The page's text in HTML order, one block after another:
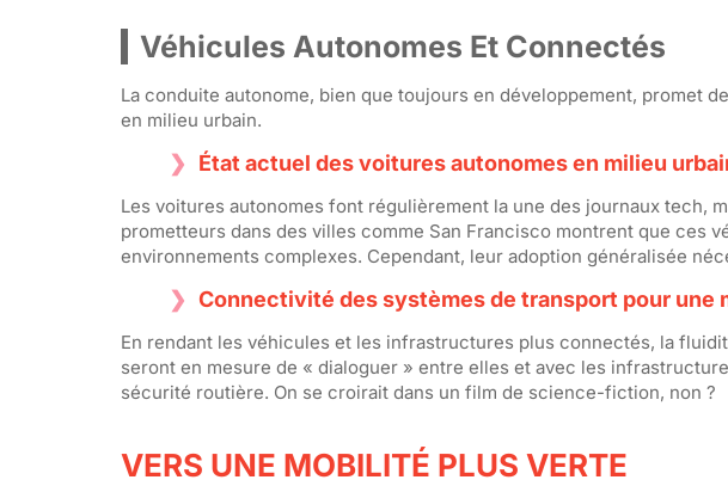
Véhicules Autonomes Et Connectés
La conduite autonome, bien que toujours en développement, promet
en milieu urbain.
État actuel des voitures autonomes en milieu
Les voitures autonomes font régulièrement la une des journaux tech,
prometteurs dans des villes comme San Francisco montrent que ces
environnements complexes. Cependant, leur adoption généralisée
Connectivité des systèmes de transport pour une
En rendant les véhicules et les infrastructures plus connectés, la
seront en mesure de « dialoguer » entre elles et avec les
sécurité routière. On se croirait dans un film de science-fiction, non ?
VERS UNE MOBILITÉ PLUS VERTE